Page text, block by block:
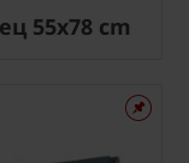
55x78 cm